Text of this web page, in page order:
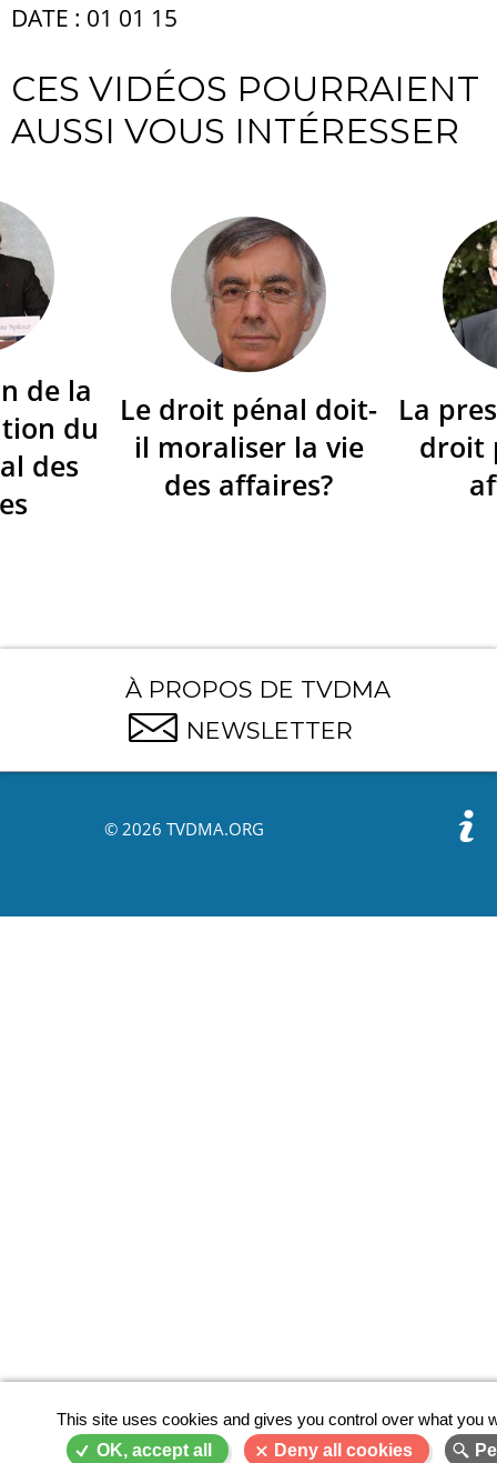
DATE : 01 01 15
CES VIDÉOS POURRAIENT
AUSSI VOUS INTÉRESSER
de la
du
des
Le droit pénal doit-
il moraliser la vie
des affaires?
La
droit
À PROPOS DE TVDMA
NEWSLETTER
© 2026 TVDMA.ORG
This site uses cookies and gives you control over what you
OK, accept all
Deny all cookies